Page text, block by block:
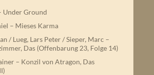
Under Ground
– Mieses Karma
/ Lueg, Lars Peter / Sieper, Marc –
Das (Offenbarung 23, Folge 14)
– Konzil von Atragon, Das